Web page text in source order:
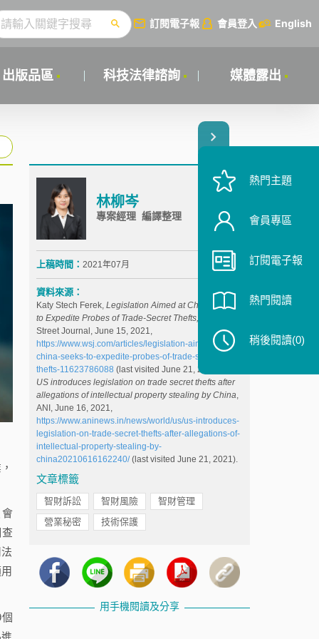
訂閱電子報 會員登入 English
出版品區 科技法律諮詢 媒體露出
林柳岑
專案經理 編譯整理
上稿時間： 2021年07月
資料來源：
Katy Stech Ferek, Legislation Aimed at China Seeks
to Expedite Probes of Trade-Secret Thefts,
Street Journal, June 15, 2021,
https://www.wsj.com/articles/legislation-aimed-at-
china-seeks-to-expedite-probes-of-trade-secret-
thefts-11623786088 (last visited June 21, 2021).
US introduces legislation on trade secret thefts after
allegations of intellectual property stealing by China,
ANI, June 16, 2021,
https://www.aninews.in/news/world/us/us-introduces-
legislation-on-trade-secret-thefts-after-allegations-of-
intellectual-property-stealing-by-
china20210616162240/(last visited June 21, 2021).
文章標籤
智財訴訟 智財風險
智財管理
營業秘密
技術保護
用手機閱讀及分享
熱門主題
會員專區
訂閱電子報
熱門閱讀
稍後閱讀(0)